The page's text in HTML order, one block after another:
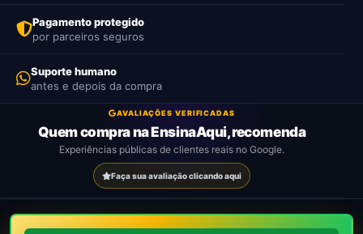
receba o
acesso após a
confirmação.
Ver
produtos
Como
funciona
funciona
produtos
Como
funciona
Ver
produtos
Como
funciona
funciona
Pagamento protegido
por parceiros seguros
Suporte humano
antes e depois da compra
AVALIAÇÕES VERIFICADAS
Quem compra na EnsinaAqui, recomenda
Experiências públicas de clientes reais no Google.
Faça sua avaliação clicando aqui